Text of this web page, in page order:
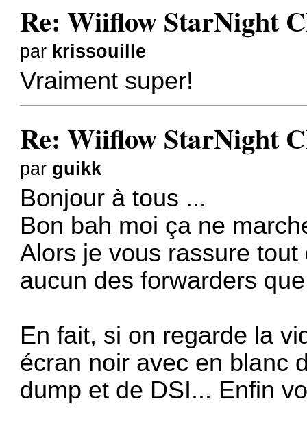
Re: Wiiflow StarNight
par krissouille
Vraiment super!
Re: Wiiflow StarNight
par guikk
Bonjour à tous ...
Bon bah moi ça ne
Alors je vous rassure
aucun des forwarders
En fait, si on regarde la
écran noir avec en blanc
dump et de DSI... Enfin